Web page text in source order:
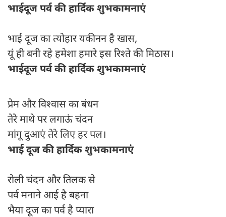
भाईदूज पर्व की हार्दिक शुभकामनाएं
भाई दूज का त्योहार यकीनन है खास,
यूं ही बनी रहे हमेशा हमारे इस रिश्ते की मिठास।
भाईदूज पर्व की हार्दिक शुभकामनाएं
प्रेम और विश्वास का बंधन
तेरे माथे पर लगाऊं चंदन
मांगू दुआएं तेरे लिए हर पल।
भाई दूज की हार्दिक शुभकामनाएं
रोली चंदन और तिलक से
पर्व मनाने आई है बहना
भैया दूज का पर्व है प्यारा